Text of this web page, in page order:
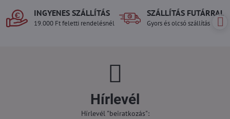
INGYENES SZÁLLÍTÁS
19.000 Ft feletti rendelésnél
SZÁLLÍTÁS FUTÁRRAL
Gyors és olcsó szállítás
Hírlevél
Hírlevél "beiratkozás":